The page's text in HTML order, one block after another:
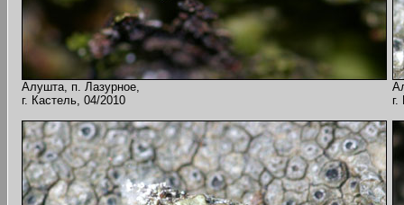
Алушта, п. Лазурное,
г. Кастель, 04/2010